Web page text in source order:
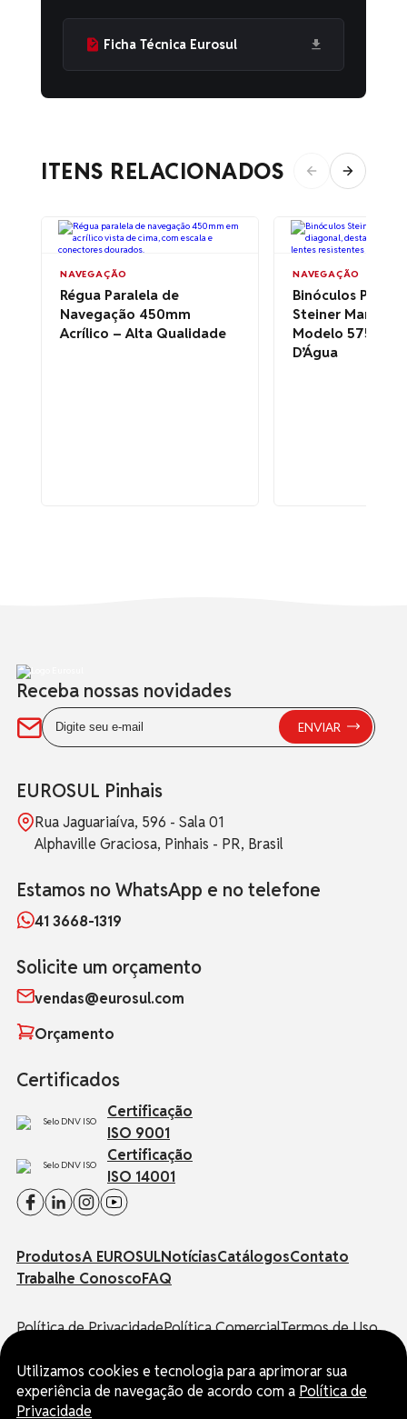
Ficha Técnica Eurosul
ITENS RELACIONADOS
NAVEGAÇÃO
Régua Paralela de
Navegação 450mm
Acrílico – Alta Qualidade
NAVEGAÇÃO
Binóculos
Steiner Marine
Modelo 575 – À
D’Água
Receba nossas novidades
EUROSUL Pinhais
Rua Jaguariaíva, 596 - Sala 01
Alphaville Graciosa, Pinhais - PR, Brasil
Estamos no WhatsApp e no telefone
41 3668-1319
Solicite um orçamento
vendas@eurosul.com
Orçamento
Certificados
Certificação
ISO 9001
Certificação
ISO 14001
ProdutosA EUROSULNotíciasCatálogosContato
Trabalhe ConoscoFAQ
Política de PrivacidadePolítica ComercialTermos de Uso
© EUROSUL | Todos os direitos reservados.
Utilizamos cookies e tecnologia para aprimorar sua
experiência de navegação de acordo com a Política de
Privacidade